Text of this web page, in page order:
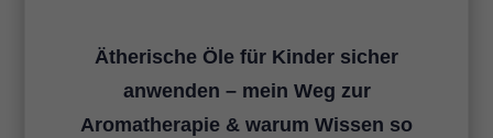
Ätherische Öle für Kinder sicher
anwenden – mein Weg zur
Aromatherapie & warum Wissen so